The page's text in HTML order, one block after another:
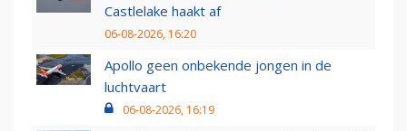
Castlelake haakt af
06-08-2026, 16:20
Apollo geen onbekende jongen in de
luchtvaart
06-08-2026, 16:19